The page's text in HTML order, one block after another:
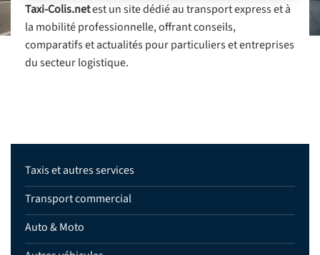
Taxi-Colis.netest un site dédié au transport express et à
la mobilité professionnelle, offrant conseils,
comparatifs et actualités pour particuliers et entreprises
du secteur logistique.
Taxis et autres services
Transport commercial
Auto & Moto